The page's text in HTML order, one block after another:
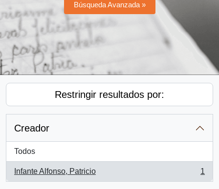
Búsqueda Avanzada »
Restringir resultados por:
Creador
Todos
Infante Alfonso, Patricio
, 1 resultados
1